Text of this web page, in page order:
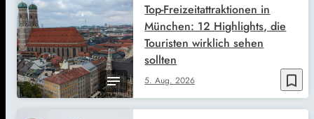
bookmark_border
5. Aug. 2026
Top-Freizeitattraktionen in
München: 12 Highlights, die
Touristen wirklich sehen
sollten